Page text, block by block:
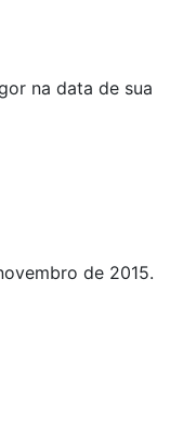
na data de sua
de 2015.